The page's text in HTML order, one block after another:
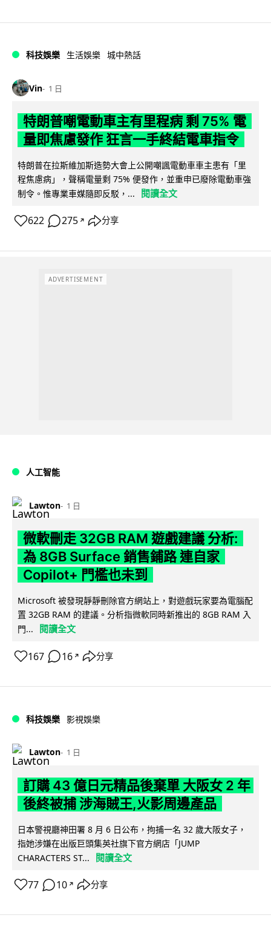
科技娛樂 生活娛樂 城中熱話
Vin 1 日
特朗普嘲電動車主有里程病 剩 75% 電
量即焦慮發作 狂言一手終結電車指令
特朗普在拉斯維加斯造勢大會上公開嘲諷電動車車主患有「里
程焦慮病」，聲稱電量剩 75% 便發作，並重申已廢除電動車強
制令。惟專業車媒隨即反駁，...
閱讀全文
622 275 ↗ 分享
ADVERTISEMENT
人工智能
Lawton 1 日
微軟刪走 32GB RAM 遊戲建議 分析:
為 8GB Surface 銷售鋪路 連自家
Copilot+ 門檻也未到
Microsoft 被發現靜靜刪除官方網站上，對遊戲玩家要為電腦配
置 32GB RAM 的建議。分析指微軟同時新推出的 8GB RAM 入
門...
閱讀全文
167 16 ↗ 分享
科技娛樂 影視娛樂
Lawton 1 日
訂購 43 億日元精品後棄單 大阪女 2 年
後終被捕 涉海賊王,火影周邊產品
日本警視廳神田署 8 月 6 日公布，拘捕一名 32 歲大阪女子，
指她涉嫌在出版巨頭集英社旗下官方網店「JUMP
CHARACTERS ST...
閱讀全文
77 10 ↗ 分享